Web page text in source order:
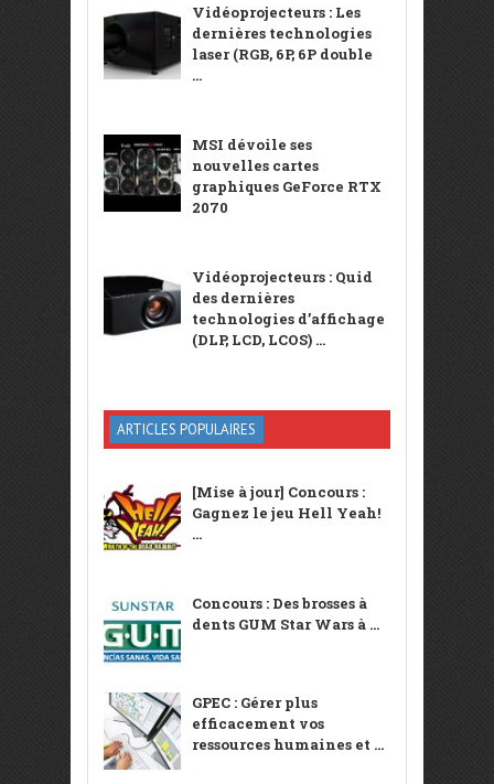
Vidéoprojecteurs : Les
dernières technologies
laser (RGB, 6P, 6P double
...
MSI dévoile ses
nouvelles cartes
graphiques GeForce RTX
2070
Vidéoprojecteurs : Quid
des dernières
technologies d’affichage
(DLP, LCD, LCOS) ...
ARTICLES POPULAIRES
[Mise à jour] Concours :
Gagnez le jeu Hell Yeah!
...
Concours : Des brosses à
dents GUM Star Wars à ...
GPEC : Gérer plus
efficacement vos
ressources humaines et ...